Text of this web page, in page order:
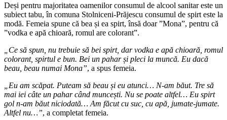
Deși pentru majoritatea oamenilor consumul de alcool sanitar este un
subiect tabu, în comuna Stolniceni-Prăjescu consumul de spirt este la
modă. Femeia spune că bea și ea spirt, însă doar ”Mona”, pentru că
”vodka e apă chioară, romul are colorant”.
„Ce să spun, nu trebuie să bei spirt, dar vodka e apă chioară, romul
colorant, spirtul e bun. Bei un pahar și pleci la muncă. Eu dacă
beau, beau numai Mona”, a spus femeia.
„Eu am scăpat. Puteam să beau și eu atunci… N-am băut. Tre să
mai iei câte un pahar când muncești. Nu se poate altfel… Eu spirt
gol n-am băut niciodată… Am făcut cu suc, cu apă, jumate-jumate.
Altfel nu…”, a completat femeia.